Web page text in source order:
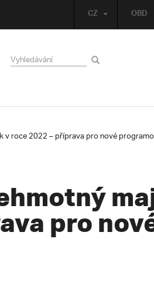
OBD
CZ
v roce 2022 – příprava pro nové
pro